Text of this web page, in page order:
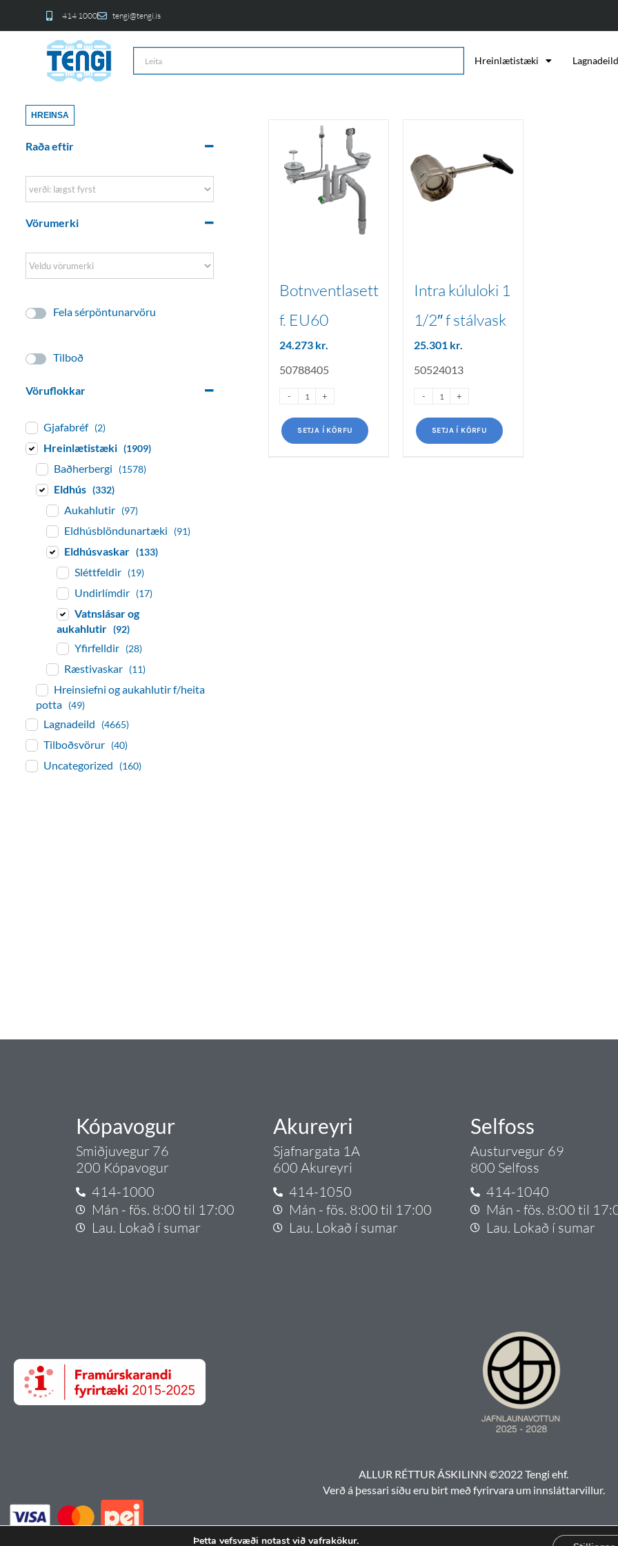
414 1000 tengi@tengi.is
Hreinlætistæki Lagnadeild
Botnventlasett
f. EU60
24.273 kr.
50788405
SETJA Í KÖRFU
Intra kúluloki 1
1/2″ f stálvask
25.301 kr.
50524013
SETJA Í KÖRFU
HREINSA
Raða eftir
Sort Products
Vörumerki
Fela sérpöntunarvöru
Tilboð
Vöruflokkar
Gjafabréf (2)
Hreinlætistæki (1909)
Baðherbergi (1578)
Eldhús (332)
Aukahlutir (97)
Eldhúsblöndunartæki (91)
Eldhúsvaskar (133)
Sléttfeldir (19)
Undirlímdir (17)
Vatnslásar og
aukahlutir (92)
Yfirfelldir (28)
Ræstivaskar (11)
Hreinsiefni og aukahlutir f/heita
potta (49)
Lagnadeild (4665)
Tilboðsvörur (40)
Uncategorized (160)
Kópavogur
Smiðjuvegur 76
200 Kópavogur
414-1000
Mán - fös. 8:00 til 17:00
Lau. Lokað í sumar
Akureyri
Sjafnargata 1A
600 Akureyri
414-1050
Mán - fös. 8:00 til 17:00
Lau. Lokað í sumar
Selfoss
Austurvegur 69
800 Selfoss
414-1040
Mán - fös. 8:00 til
Lau. Lokað í sumar
ALLUR RÉTTUR ÁSKILINN ©2022 Tengi ehf.
Verð á þessari síðu eru birt með fyrirvara um innsláttarvillur.
Þetta vefsvæði notast við vafrakökur.